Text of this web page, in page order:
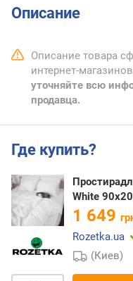
Описание
Описание товара
интернет-
уточняйте всю
продавца.
Где купить?
White
1 649
Rozetka.ua
(Киев)